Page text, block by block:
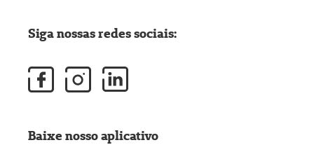
Siga nossas redes sociais:
Baixe nosso aplicativo